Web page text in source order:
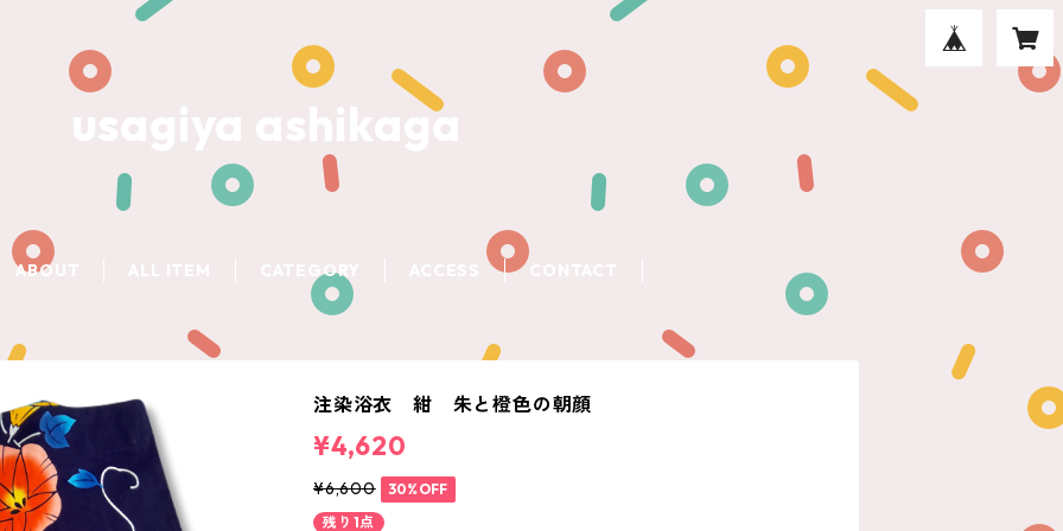
usagiya ashikaga
ABOUT CATEGORY
注染浴衣 紺 朱と橙色の朝顔
¥4,620
¥6,600
30%OFF
残り1点